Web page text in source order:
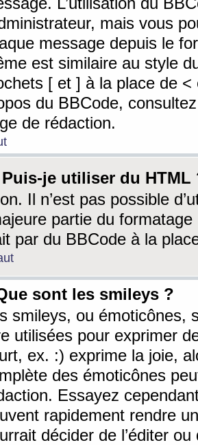
mais vous
message depuis le
est similaire au style
[ et ] à la place de <
du BBCode,
de rédaction.
Puis-je utiliser du HTML
Il n’est pas possible
partie du
par du BBCode à la
sont les smileys ?
smileys, ou émoticônes,
utilisées pour exprimer
ex. :) exprime la joie,
des émoticônes
Essayez
rapidement rendre
décider de l’éditer